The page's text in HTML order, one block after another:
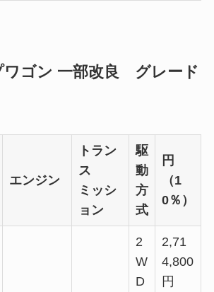
ワゴン 一部改良 グレード
エンジン
トラン
ス
ミッシ
ョン
駆
動
方
式
円
（1
0％）
2
W
D
2,71
4,800
円